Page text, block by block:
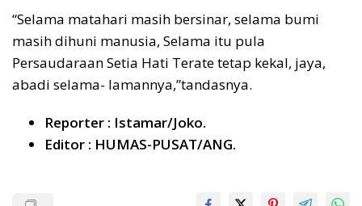
“Selama matahari masih bersinar, selama bumi
masih dihuni manusia, Selama itu pula
Persaudaraan Setia Hati Terate tetap kekal, jaya,
abadi selama- lamannya,”tandasnya.
Reporter : Istamar/Joko.
Editor : HUMAS-PUSAT/ANG.